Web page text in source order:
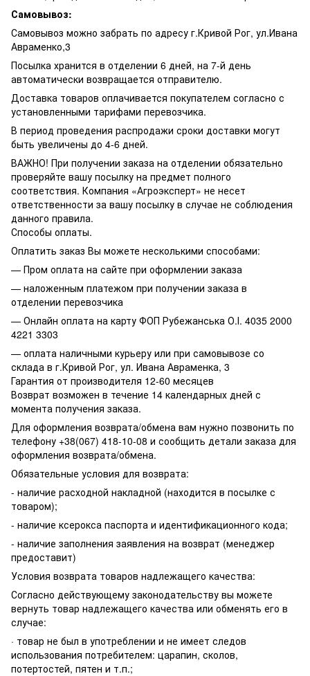
Самовывоз:
Самовывоз можно забрать по адресу г.Кривой Рог, ул.Ивана
Авраменко,3
Посылка хранится в отделении 6 дней, на 7-й день
автоматически возвращается отправителю.
Доставка товаров оплачивается покупателем согласно с
установленными тарифами перевозчика.
В период проведения распродажи сроки доставки могут
быть увеличены до 4-6 дней.
ВАЖНО! При получении заказа на отделении обязательно
проверяйте вашу посылку на предмет полного
соответствия. Компания «Агроэксперт» не несет
ответственности за вашу посылку в случае не соблюдения
данного правила.
Способы оплаты.
Оплатить заказ Вы можете несколькими способами:
— Пром оплата на сайте при оформлении заказа
— наложенным платежом при получении заказа в
отделении перевозчика
— Онлайн оплата на карту ФОП Рубежанська О.І. 4035 2000
4221 3303
— оплата наличными курьеру или при самовывозе со
склада в г.Кривой Рог, ул. Ивана Авраменка, 3
Гарантия от производителя 12-60 месяцев
Возврат возможен в течение 14 календарных дней с
момента получения заказа.
Для оформления возврата/обмена вам нужно позвонить по
телефону +38(067) 418-10-08 и сообщить детали заказа для
оформления возврата/обмена.
Обязательные условия для возврата:
- наличие расходной накладной (находится в посылке с
товаром);
- наличие ксерокса паспорта и идентификационного кода;
- наличие заполнения заявления на возврат (менеджер
предоставит)
Условия возврата товаров надлежащего качества:
Согласно действующему законодательству вы можете
вернуть товар надлежащего качества или обменять его в
случае:
· товар не был в употреблении и не имеет следов
использования потребителем: царапин, сколов,
потертостей, пятен и т.п.;